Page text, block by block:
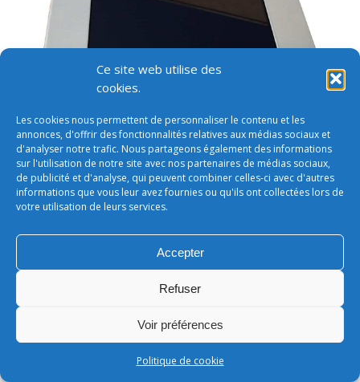
Ce site web utilise des
cookies.
Les cookies nous permettent de personnaliser le contenu et les
annonces, d'offrir des fonctionnalités relatives aux médias sociaux et
d'analyser notre trafic. Nous partageons également des informations
sur l'utilisation de notre site avec nos partenaires de médias sociaux,
de publicité et d'analyse, qui peuvent combiner celles-ci avec d'autres
informations que vous leur avez fournies ou qu'ils ont collectées lors de
votre utilisation de leurs services.
Accepter
Refuser
Voir préférences
Politique de cookie
footer
LEONARD - SARL au capital de 50 000€